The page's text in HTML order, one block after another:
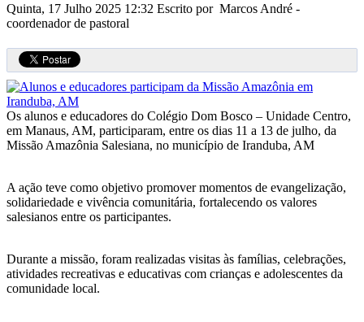
Quinta, 17 Julho 2025 12:32 Escrito por Marcos André -
coordenador de pastoral
Os alunos e educadores do Colégio Dom Bosco – Unidade Centro,
em Manaus, AM, participaram, entre os dias 11 a 13 de julho, da
Missão Amazônia Salesiana, no município de Iranduba, AM
A ação teve como objetivo promover momentos de evangelização,
solidariedade e vivência comunitária, fortalecendo os valores
salesianos entre os participantes.
Durante a missão, foram realizadas visitas às famílias, celebrações,
atividades recreativas e educativas com crianças e adolescentes da
comunidade local.